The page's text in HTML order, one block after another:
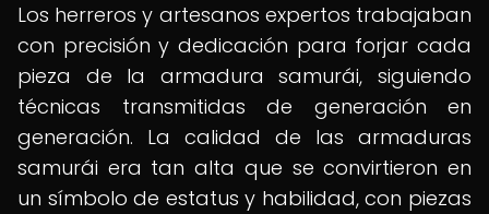
Los herreros y artesanos expertos trabajaban
con precisión y dedicación para forjar cada
pieza de la armadura samurái, siguiendo
técnicas transmitidas de generación en
generación. La calidad de las armaduras
samurái era tan alta que se convirtieron en
un símbolo de estatus y habilidad, con piezas